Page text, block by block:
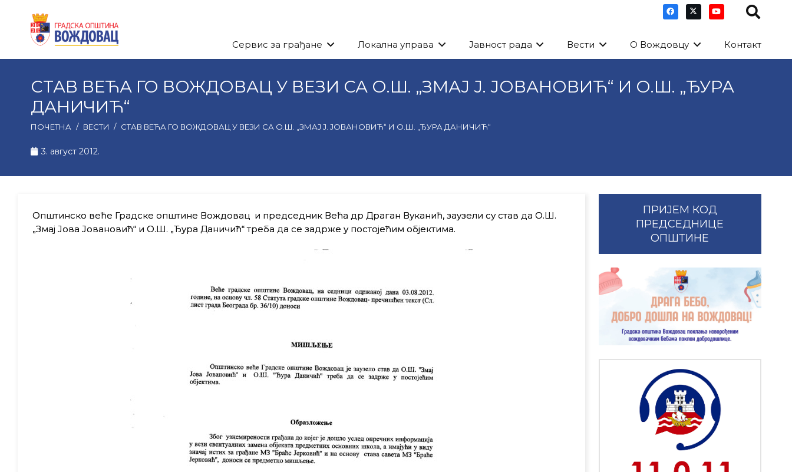
Сервис за грађане Локална управа Јавност рада Вести О Вождовцу Контакт
СТАВ ВЕЋА ГО ВОЖДОВАЦ У ВЕЗИ СА О.Ш. „ЗМАЈ Ј. ЈОВАНОВИЋ“ И О.Ш. „ЂУРА
ДАНИЧИЋ“
ПОЧЕТНА / ВЕСТИ / СТАВ ВЕЋА ГО ВОЖДОВАЦ У ВЕЗИ СА О.Ш. „ЗМАЈ Ј. ЈОВАНОВИЋ“ И О.Ш. „ЂУРА ДАНИЧИЋ“
3. август 2012.
Општинско веће Градске општине Вождовац и председник Већа др Драган Вуканић, заузели су став да О.Ш.
„Змај Јова Јовановић“ и О.Ш. „Ђура Даничић“ треба да се задрже у постојећим објектима.
ПРИЈЕМ КОД
ПРЕДСЕДНИЦЕ
ОПШТИНЕ